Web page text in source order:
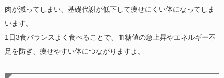
肉が減ってしまい、基礎代謝が低下して痩せにくい体になってしま
います。
1日3食バランスよく食べることで、血糖値の急上昇やエネルギー不
足を防ぎ、痩せやすい体につながりますよ。